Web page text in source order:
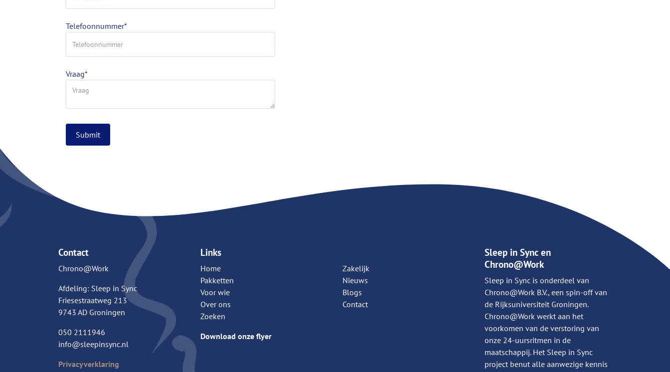
Telefoonnummer*
Vraag*
Contact
Chrono@Work
Afdeling: Sleep in Sync
Friesestraatweg 213
9743 AD Groningen
050 2111946
info@sleepinsync.nl
Privacyverklaring
Links
Home
Pakketten
Voor wie
Over ons
Zoeken
Download onze flyer
Zakelijk
Nieuws
Blogs
Contact
Sleep in Sync en
Chrono@Work
Sleep in Sync is onderdeel van
Chrono@Work B.V., een spin-off van
de Rijksuniversiteit Groningen.
Chrono@Work werkt aan het
voorkomen van de verstoring van
onze 24-uursritmen in de
maatschappij. Het Sleep in Sync
project benut alle aanwezige kennis